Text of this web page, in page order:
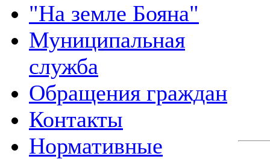
"На земле Бояна"
Муниципальная
служба
Обращения граждан
Контакты
Нормативные